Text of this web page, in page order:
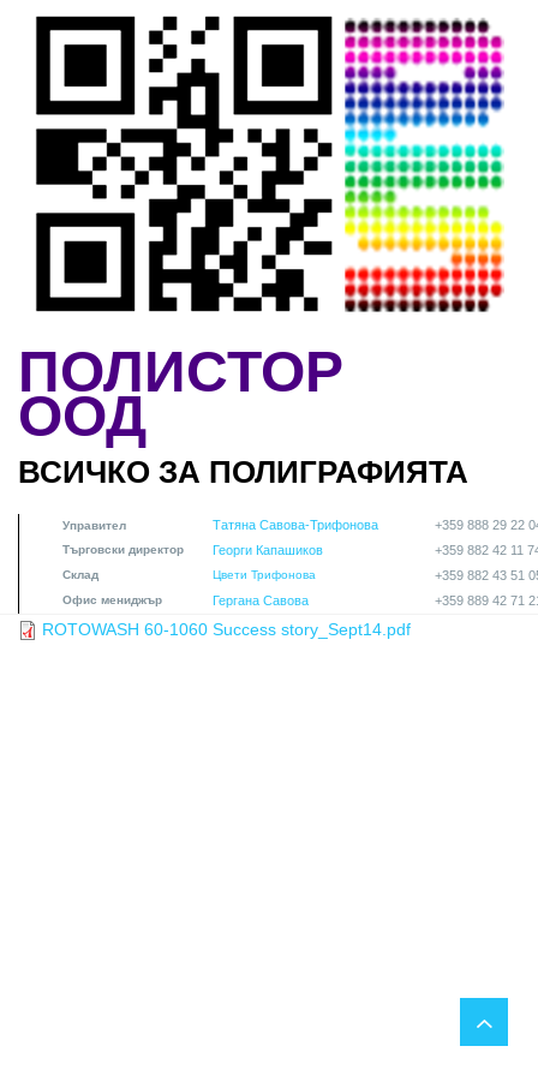
Skip to main content
ПОЛИСТОР
ООД
ВСИЧКО ЗА ПОЛИГРАФИЯТА
Управител Татяна Савова-Трифонова +359 888 29 22
Търговски директор Георги Капашиков +359 882 42 11
Склад Цвети Трифонова +359 882 43 51
Офис мениджър Гергана Савова +359 889 42 71
ROTOWASH 60-1060 Success story_Sept14.pdf